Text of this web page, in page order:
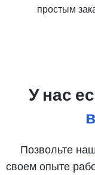
простым
У нас
Позвольте
своем опыте